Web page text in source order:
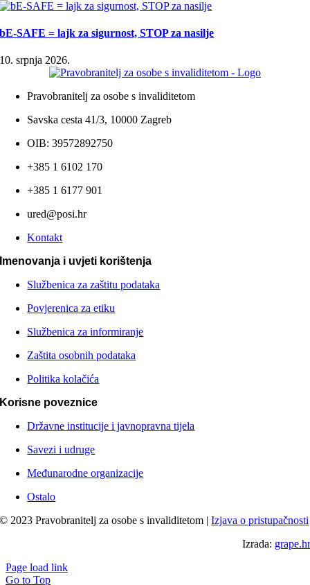
bE-SAFE = lajk za sigurnost, STOP za nasilje
10. srpnja 2026.
Pravobranitelj za osobe s invaliditetom
Savska cesta 41/3, 10000 Zagreb
OIB: 39572892750
+385 1 6102 170
+385 1 6177 901
ured@posi.hr
Kontakt
Imenovanja i uvjeti korištenja
Službenica za zaštitu podataka
Povjerenica za etiku
Službenica za informiranje
Zaštita osobnih podataka
Politika kolačića
Korisne poveznice
Državne institucije i javnopravna tijela
Savezi i udruge
Međunarodne organizacije
Ostalo
© 2023 Pravobranitelj za osobe s invaliditetom |Izjava o pristupačnosti
Izrada: grape.hr
Page load link
Go to Top